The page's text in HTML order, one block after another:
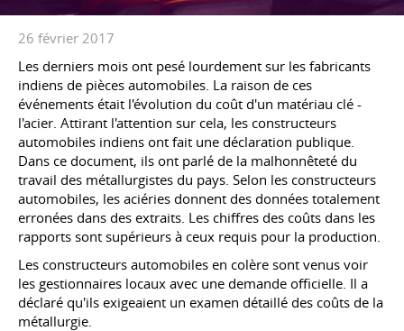
26 février 2017
Les derniers mois ont pesé lourdement sur les fabricants
indiens de pièces automobiles. La raison de ces
événements était l'évolution du coût d'un matériau clé -
l'acier. Attirant l'attention sur cela, les constructeurs
automobiles indiens ont fait une déclaration publique.
Dans ce document, ils ont parlé de la malhonnêteté du
travail des métallurgistes du pays. Selon les constructeurs
automobiles, les aciéries donnent des données totalement
erronées dans des extraits. Les chiffres des coûts dans les
rapports sont supérieurs à ceux requis pour la production.
Les constructeurs automobiles en colère sont venus voir
les gestionnaires locaux avec une demande officielle. Il a
déclaré qu'ils exigeaient un examen détaillé des coûts de la
métallurgie.